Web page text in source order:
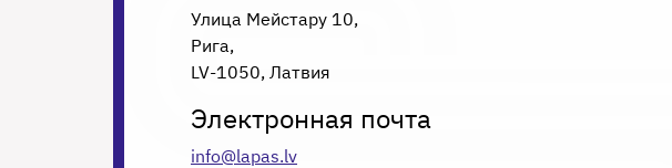
Улица Мейстару 10,
Рига,
LV-1050, Латвия
Электронная почта
info@lapas.lv